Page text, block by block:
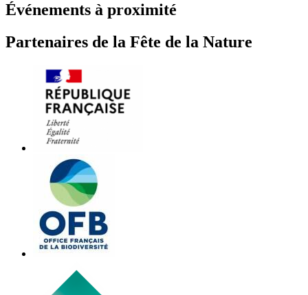
Événements à proximité
Partenaires de la Fête de la Nature